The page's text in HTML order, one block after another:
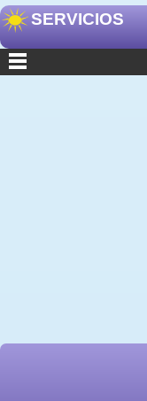
SERVICIOS